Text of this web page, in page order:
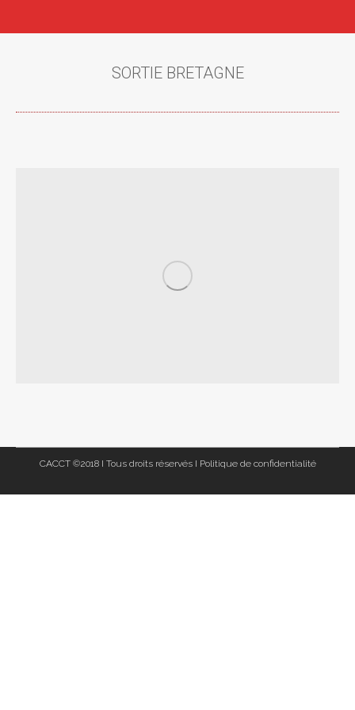
SORTIE BRETAGNE
CACCT ©2018 I Tous droits réservés I Politique de confidentialité